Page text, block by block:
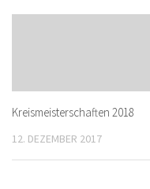
Kreismeisterschaften 2018
12. DEZEMBER 2017